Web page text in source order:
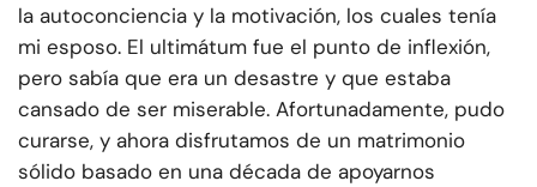
la autoconciencia y la motivación, los cuales tenía
mi esposo. El ultimátum fue el punto de inflexión,
pero sabía que era un desastre y que estaba
cansado de ser miserable. Afortunadamente, pudo
curarse, y ahora disfrutamos de un matrimonio
sólido basado en una década de apoyarnos